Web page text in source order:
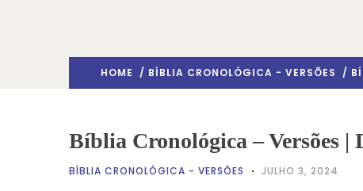
HOME / BÍBLIA CRONOLÓGICA - VERSÕES /
Bíblia Cronológica – Versões |
BÍBLIA CRONOLÓGICA - VERSÕES JULHO 3, 2024